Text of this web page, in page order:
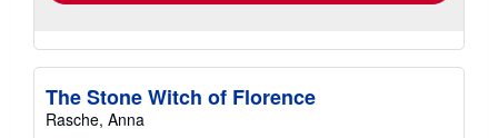
The Stone Witch of Florence
Rasche, Anna